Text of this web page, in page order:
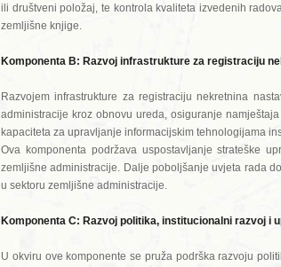
ili društveni položaj, te kontrola kvaliteta izvedenih
zemljišne knjige.
Komponenta B: Razvoj infrastrukture za registraciju
Razvojem infrastrukture za registraciju nekretnina
administracije kroz obnovu ureda, osiguranje
kapaciteta za upravljanje informacijskim tehnologijama
Ova komponenta podržava uspostavljanje strateške
zemljišne administracije. Dalje poboljšanje uvjeta rada
u sektoru zemljišne administracije.
Komponenta C: Razvoj politika, institucionalni razvoj i
U okviru ove komponente se pruža podrška razvoju